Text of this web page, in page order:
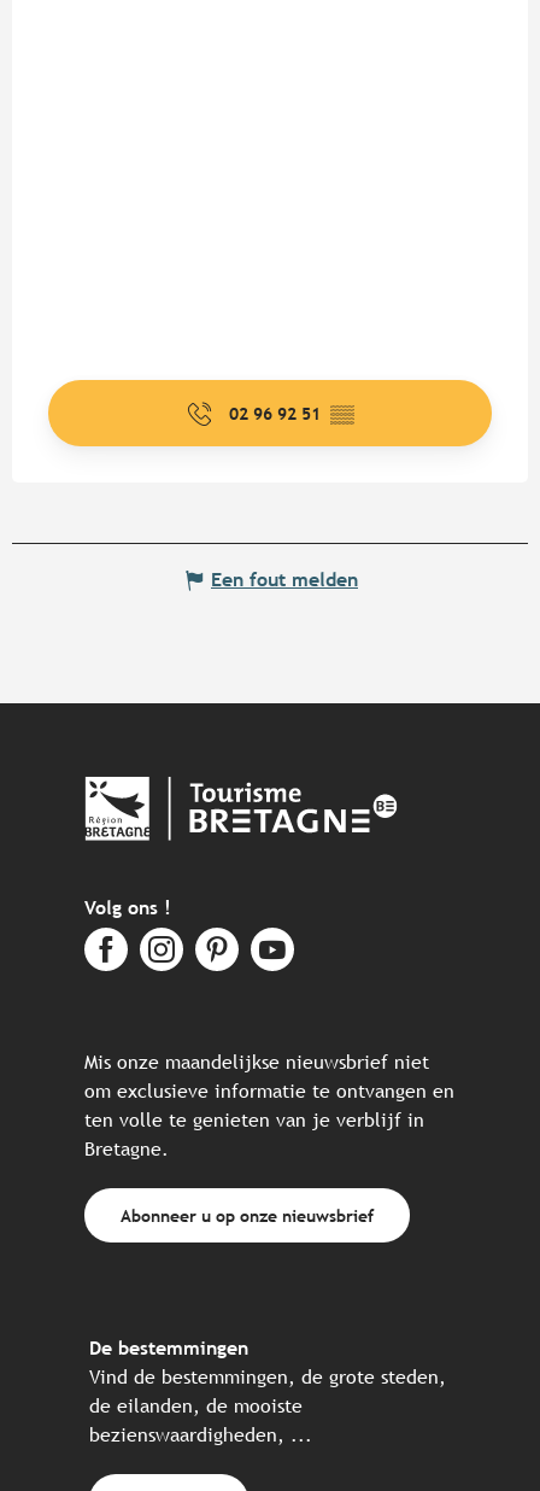
02 96 92 51 ▒▒
Een fout melden
Volg ons !
Mis onze maandelijkse nieuwsbrief niet
om exclusieve informatie te ontvangen en
ten volle te genieten van je verblijf in
Bretagne.
Abonneer u op onze nieuwsbrief
De bestemmingen
Vind de bestemmingen, de grote steden,
de eilanden, de mooiste
bezienswaardigheden, ...